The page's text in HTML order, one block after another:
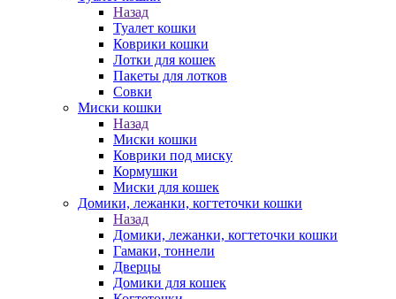
Назад
Туалет кошки
Коврики кошки
Лотки для кошек
Пакеты для лотков
Совки
Миски кошки
Назад
Миски кошки
Коврики под миску
Кормушки
Миски для кошек
Домики, лежанки, когтеточки кошки
Назад
Домики, лежанки, когтеточки кошки
Гамаки, тоннели
Дверцы
Домики для кошек